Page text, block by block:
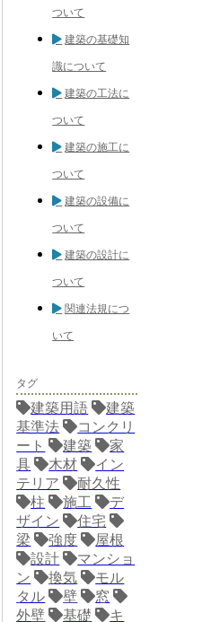
ついて
建築の基礎知
識について
建築の工法に
ついて
建築の施工に
ついて
建築の設備に
ついて
建築の設計に
ついて
関連法規につ
いて
タグ
建築用語
建築
基準法
コンクリ
ート
建築
家
具
木材
イン
テリア
耐久性
柱
施工
デ
ザイン
住宅
梁
強度
屋根
設計
マンショ
ン
換気
モル
タル
壁
窓
外壁
基礎
キ